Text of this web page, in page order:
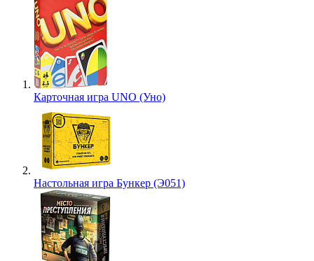
Карточная игра UNO (Уно)
Настольная игра Бункер (Э051)